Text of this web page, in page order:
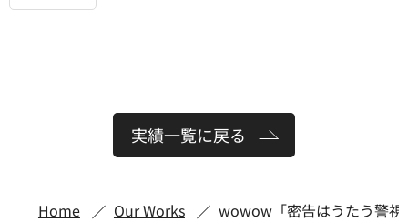
実績一覧に戻る
Home Our Works wowow「密告はうたう警視